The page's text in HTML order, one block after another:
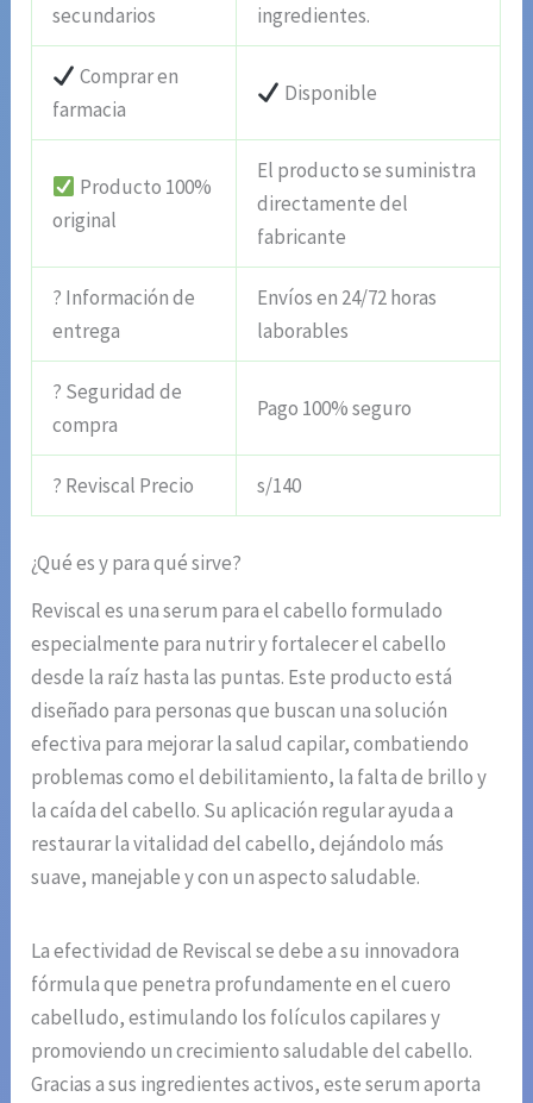
secundarios
ingredientes.
Comprar en
farmacia
Disponible
Producto 100%
original
El producto se suministra
directamente del
fabricante
? Información de
entrega
Envíos en 24/72 horas
laborables
? Seguridad de
compra
Pago 100% seguro
? Reviscal Precio s/140
¿Qué es y para qué sirve?
Reviscal es una serum para el cabello formulado
especialmente para nutrir y fortalecer el cabello
desde la raíz hasta las puntas. Este producto está
diseñado para personas que buscan una solución
efectiva para mejorar la salud capilar, combatiendo
problemas como el debilitamiento, la falta de brillo y
la caída del cabello. Su aplicación regular ayuda a
restaurar la vitalidad del cabello, dejándolo más
suave, manejable y con un aspecto saludable.
La efectividad de Reviscal se debe a su innovadora
fórmula que penetra profundamente en el cuero
cabelludo, estimulando los folículos capilares y
promoviendo un crecimiento saludable del cabello.
Gracias a sus ingredientes activos, este serum aporta